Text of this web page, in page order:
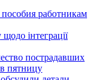
работникам
інтеграції
пострадавших
пятницу